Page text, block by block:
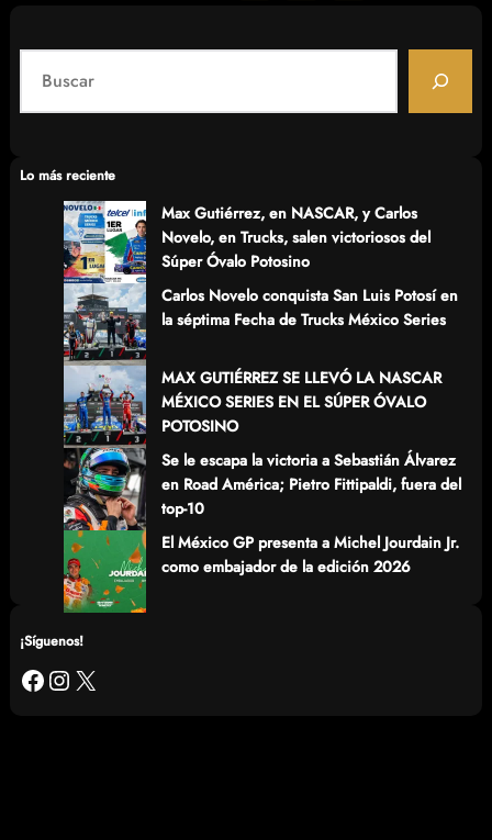
a
cLo más reciente
Max Gutiérrez, en NASCAR, y Carlos
Novelo, en Trucks, salen victoriosos del
Súper Óvalo Potosino
Carlos Novelo conquista San Luis Potosí en
la séptima Fecha de Trucks México Series
MAX GUTIÉRREZ SE LLEVÓ LA NASCAR
MÉXICO SERIES EN EL SÚPER ÓVALO
POTOSINO
Se le escapa la victoria a Sebastián Álvarez
en Road América; Pietro Fittipaldi, fuera del
top-10
El México GP presenta a Michel Jourdain Jr.
como embajador de la edición 2026
¡Síguenos!
Facebook Instagram X